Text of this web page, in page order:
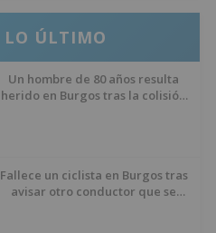
LO ÚLTIMO
Un hombre de 80 años resulta
herido en Burgos tras la colisión
Fallece un ciclista en Burgos tras
avisar otro conductor que se